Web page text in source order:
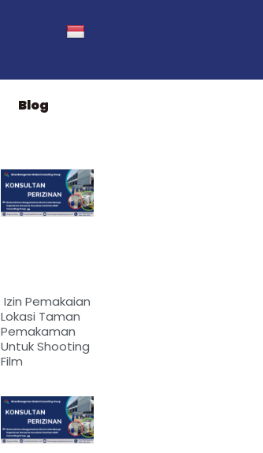
Blog
Izin Pemakaian
Lokasi Taman
Pemakaman
Untuk Shooting
Film